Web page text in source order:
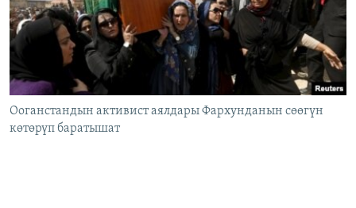
Ооганстандын активист аялдары Фархунданын сөөгүн
көтөрүп баратышат